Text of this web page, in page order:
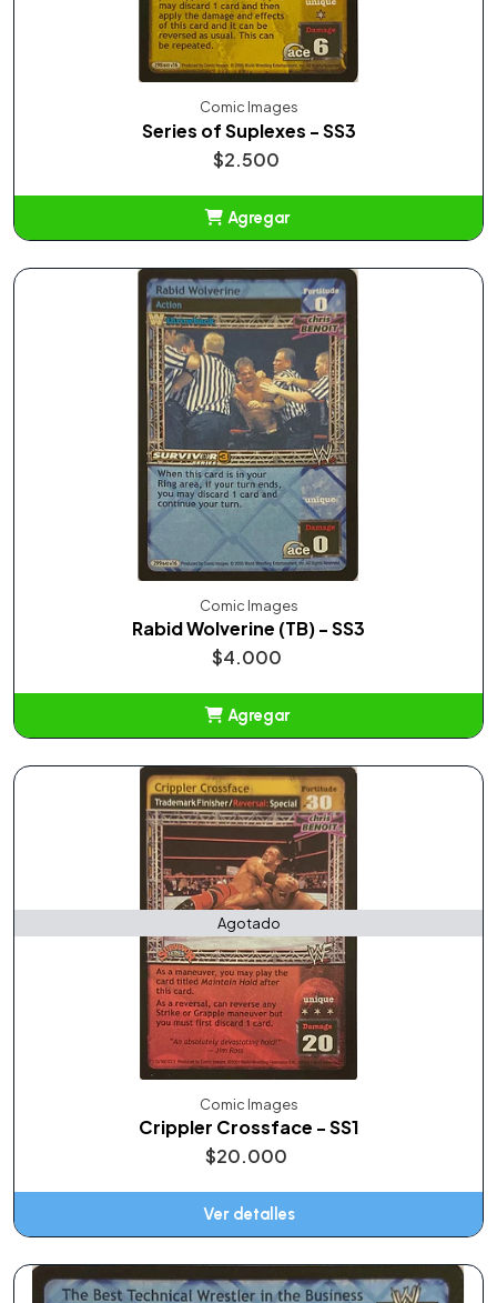
Comic Images
Series of Suplexes - SS3
$2.500
Agregar
Comic Images
Rabid Wolverine (TB) - SS3
$4.000
Agregar
Agotado
Comic Images
Crippler Crossface - SS1
$20.000
Ver detalles